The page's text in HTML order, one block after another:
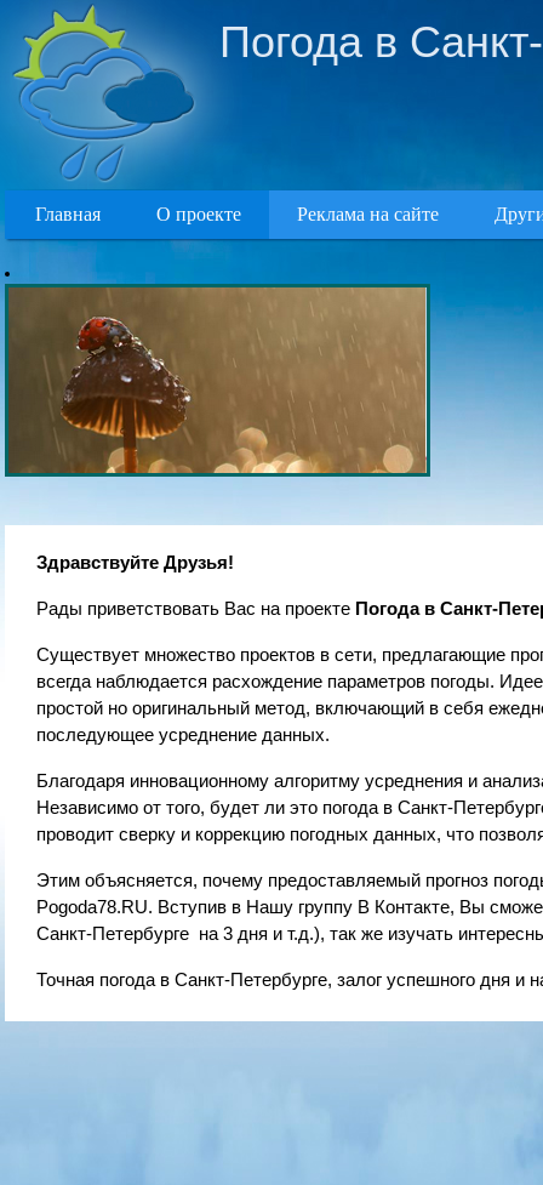
Погода в
Главная О проекте Реклама на сайте
Здравствуйте Друзья!
Рады приветствовать Вас на проекте Погода в Санкт-
Существует множество проектов в сети, предлагающие
всегда наблюдается расхождение параметров погоды.
простой но оригинальный метод, включающий в себя
последующее усреднение данных.
Благодаря инновационному алгоритму усреднения и
Независимо от того, будет ли это погода в Санкт-
проводит сверку и коррекцию погодных данных, что
Этим объясняется, почему предоставляемый прогноз
Pogoda78.RU. Вступив в Нашу группу В Контакте, Вы
Санкт-Петербурге на 3 дня и т.д.), так же изучать
Точная погода в Санкт-Петербурге, залог успешного дня и